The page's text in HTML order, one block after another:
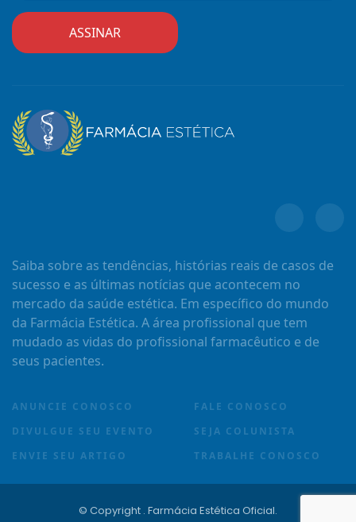
Saiba sobre as tendências, histórias reais de casos de
sucesso e as últimas notícias que acontecem no
mercado da saúde estética. Em específico do mundo
da Farmácia Estética. A área profissional que tem
mudado as vidas do profissional farmacêutico e de
seus pacientes.
ANUNCIE CONOSCO
DIVULGUE SEU EVENTO
ENVIE SEU ARTIGO
FALE CONOSCO
SEJA COLUNISTA
TRABALHE CONOSCO
© Copyright . Farmácia Estética Oficial.